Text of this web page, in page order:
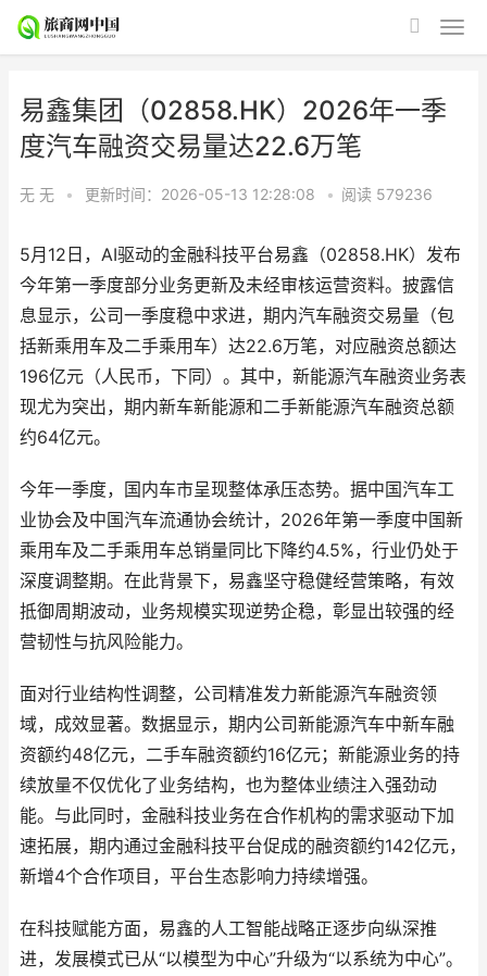
易鑫集团（02858.HK）2026年一季
度汽车融资交易量达22.6万笔
无 无 • 更新时间：2026-05-13 12:28:08 • 阅读 579236
5月12日，AI驱动的金融科技平台易鑫（02858.HK）发布
今年第一季度部分业务更新及未经审核运营资料。披露信
息显示，公司一季度稳中求进，期内汽车融资交易量（包
括新乘用车及二手乘用车）达22.6万笔，对应融资总额达
196亿元（人民币，下同）。其中，新能源汽车融资业务表
现尤为突出，期内新车新能源和二手新能源汽车融资总额
约64亿元。
今年一季度，国内车市呈现整体承压态势。据中国汽车工
业协会及中国汽车流通协会统计，2026年第一季度中国新
乘用车及二手乘用车总销量同比下降约4.5%，行业仍处于
深度调整期。在此背景下，易鑫坚守稳健经营策略，有效
抵御周期波动，业务规模实现逆势企稳，彰显出较强的经
营韧性与抗风险能力。
面对行业结构性调整，公司精准发力新能源汽车融资领
域，成效显著。数据显示，期内公司新能源汽车中新车融
资额约48亿元，二手车融资额约16亿元；新能源业务的持
续放量不仅优化了业务结构，也为整体业绩注入强劲动
能。与此同时，金融科技业务在合作机构的需求驱动下加
速拓展，期内通过金融科技平台促成的融资额约142亿元，
新增4个合作项目，平台生态影响力持续增强。
在科技赋能方面，易鑫的人工智能战略正逐步向纵深推
进，发展模式已从“以模型为中心”升级为“以系统为中心”。